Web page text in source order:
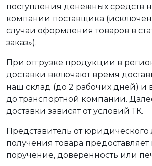
поступления денежных средств
компании поставщика
случаи оформления товаров в
заказ»).
При отгрузке продукции в
доставки включают время
наш склад (до 2 рабочих дней) и
до транспортной компании.
доставки зависят от условий ТК.
Представитель от юридического
получения товара
поручение, доверенность или